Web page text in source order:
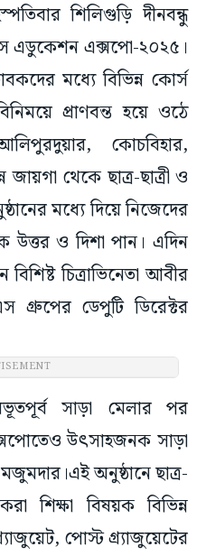
শিলিগুড়ি দীনবন্ধু
এডুকেশন এক্সপো-২০২৫।
মধ্যে বিভিন্ন কোর্স
প্রাণবন্ত হয়ে ওঠে
কোচবিহার,
থেকে ছাত্র-ছাত্রী ও
মধ্যে দিয়ে নিজেদের
উত্তর ও দিশা পান। এদিন
চিত্রাভিনেতা আবীর
গ্রুপের ডেপুটি ডিরেক্টর
সাড়া মেলার পর
উৎসাহজনক সাড়া
অনুষ্ঠানে ছাত্র-
শিক্ষা বিষয়ক বিভিন্ন
পোস্ট গ্র্যাজুয়েটের